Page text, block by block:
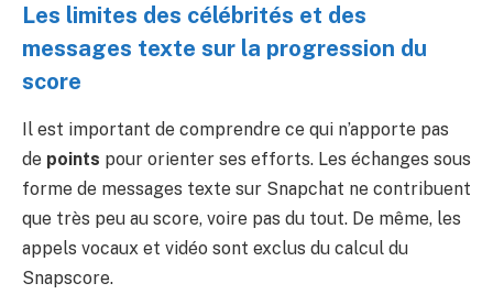
Les limites des célébrités et des
messages texte sur la progression du
score
Il est important de comprendre ce qui n’apporte pas
de points pour orienter ses efforts. Les échanges sous
forme de messages texte sur Snapchat ne contribuent
que très peu au score, voire pas du tout. De même, les
appels vocaux et vidéo sont exclus du calcul du
Snapscore.